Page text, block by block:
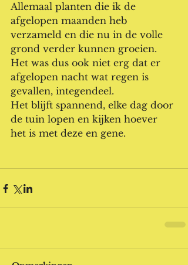
Allemaal planten die ik de
afgelopen maanden heb
verzameld en die nu in de volle
grond verder kunnen groeien.
Het was dus ook niet erg dat er
afgelopen nacht wat regen is
gevallen, integendeel.
Het blijft spannend, elke dag door
de tuin lopen en kijken hoever
het is met deze en gene.